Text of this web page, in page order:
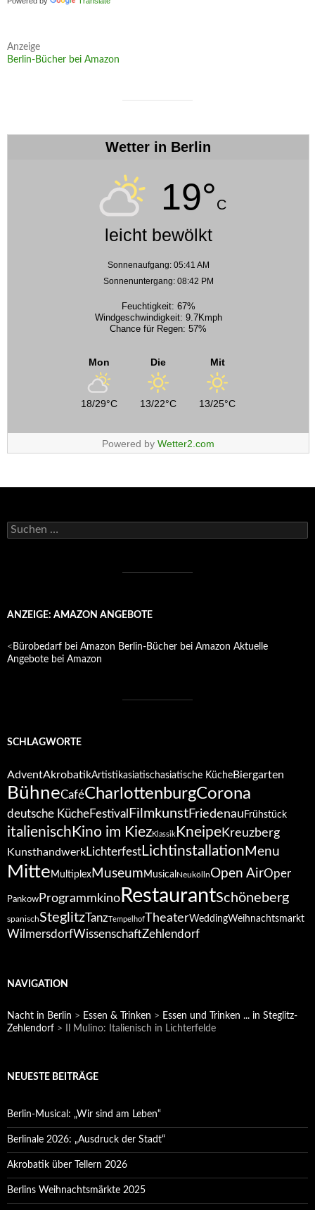
Anzeige
Berlin-Bücher bei Amazon
Wetter in Berlin
19°C
leicht bewölkt
Sonnenaufgang: 05:41 AM
Sonnenuntergang: 08:42 PM
Feuchtigkeit: 67%
Windgeschwindigkeit: 9.7Kmph
Chance für Regen: 57%
Mon
18/29°C
Die
13/22°C
Mit
13/25°C
Powered by Wetter2.com
Suchen
nach:
ANZEIGE: AMAZON ANGEBOTE
< Bürobedarf bei Amazon Berlin-Bücher bei Amazon Aktuelle
Angebote bei Amazon
SCHLAGWORTE
AdventAkrobatikArtistikasiatischasiatische Küche Biergarten
BühneCaféCharlottenburgCorona
deutsche KücheFestival FilmkunstFriedenau Frühstück
italienisch Kino im KiezKlassik KneipeKreuzberg
KunsthandwerkLichterfest Lichtinstallation Menu
Mitte Multiplex Museum Musical NeuköllnOpen AirOper
Pankow Programmkino RestaurantSchöneberg
spanischSteglitzTanzTempelhofTheaterWeddingWeihnachtsmarkt
WilmersdorfWissenschaftZehlendorf
NAVIGATION
Nacht in Berlin > Essen & Trinken > Essen und Trinken ... in Steglitz-
Zehlendorf > Il Mulino: Italienisch in Lichterfelde
NEUESTE BEITRÄGE
Berlin-Musical: „Wir sind am Leben“
Berlinale 2026: „Ausdruck der Stadt“
Akrobatik über Tellern 2026
Berlins Weihnachtsmärkte 2025